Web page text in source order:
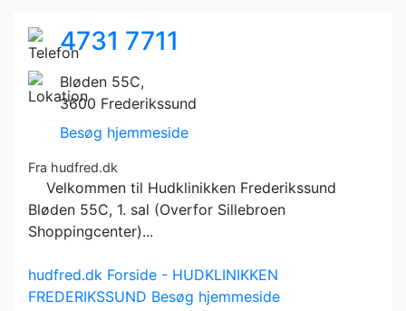
4731 7711
Bløden 55C,
3600 Frederikssund
Besøg hjemmeside
Fra hudfred.dk
Velkommen til Hudklinikken Frederikssund
Bløden 55C, 1. sal (Overfor Sillebroen
Shoppingcenter)...
hudfred.dk Forside - HUDKLINIKKEN
FREDERIKSSUND Besøg hjemmeside